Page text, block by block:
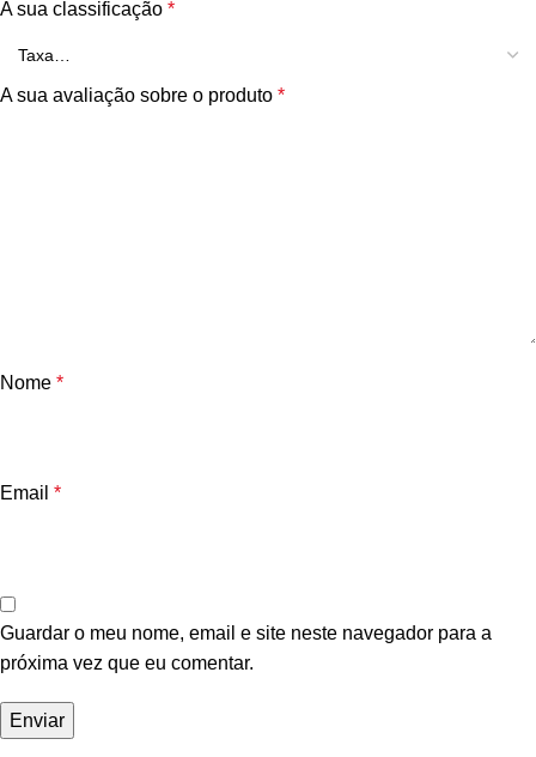
A sua classificação *
A sua avaliação sobre o produto *
Nome *
Email *
Guardar o meu nome, email e site neste navegador para a
próxima vez que eu comentar.